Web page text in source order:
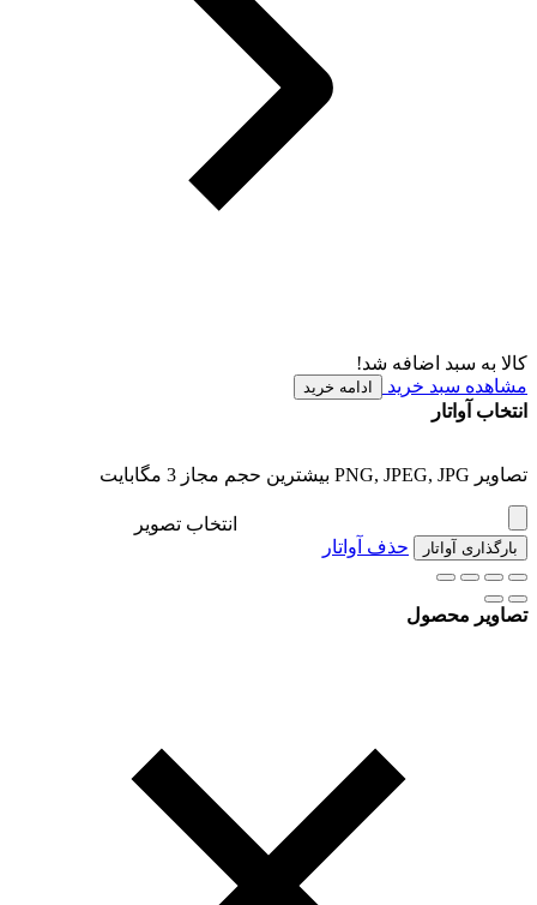
کالا به سبد اضافه شد!
مشاهده سبد خرید
ادامه خرید
انتخاب آواتار
تصاویر PNG, JPEG, JPG بیشترین حجم مجاز 3 مگابایت
انتخاب تصویر
بارگذاری آواتار حذف آواتار
تصاویر محصول